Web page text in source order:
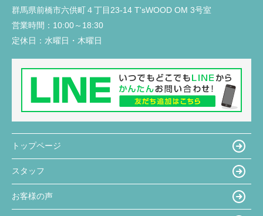
群馬県前橋市六供町４丁目23‐14 T'sWOOD OM 3号室
営業時間： 10:00～18:30
定休日： 水曜日・木曜日
トップページ
スタッフ
お客様の声